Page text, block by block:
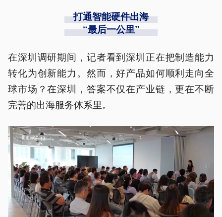
打通智能硬件出海
“最后一公里”
在深圳调研期间，记者看到深圳正在把制造能力
转化为创新能力。然而，好产品如何顺利走向全
球市场？在深圳，答案不仅在产业链，更在不断
完善的出海服务体系里。